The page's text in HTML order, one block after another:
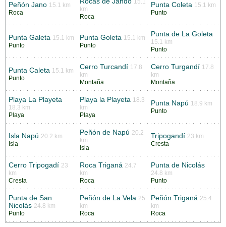
Peñón Jano 15.1 km
Roca
15.1
km
Roca
Punta Coleta 15.1 km
Punto
Punta Galeta 15.1 km
Punto
Punta Goleta 15.1 km
Punto
Punta de La Goleta
15.1 km
Punto
Punta Caleta 15.1 km
Punto
Cerro Turcandí 17.8
km
Montaña
Cerro Turgandí 17.8
km
Montaña
Playa La Playeta
18.3 km
Playa
Playa la Playeta 18.3
km
Playa
Punta Napú 18.9 km
Punto
Isla Napú 20.2 km
Isla
Peñón de Napú 20.2
km
Isla
Tripogandí 23 km
Cresta
Cerro Tripogadí 23
km
Cresta
Roca Triganá 24.7
km
Roca
Punta de Nicolás
24.8 km
Punto
Punta de San
Nicolás 24.8 km
Punto
Peñón de La Vela 25
km
Roca
Peñón Triganá 25.4
km
Roca